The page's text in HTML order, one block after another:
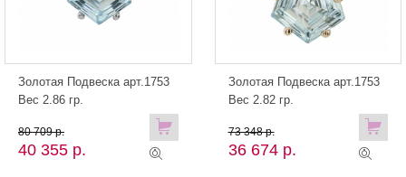
Золотая Подвеска арт.1753
Вес 2.86 гр.
40 355 р.
80 709 р.
Золотая Подвеска арт.1753
Вес 2.82 гр.
36 674 р.
73 348 р.